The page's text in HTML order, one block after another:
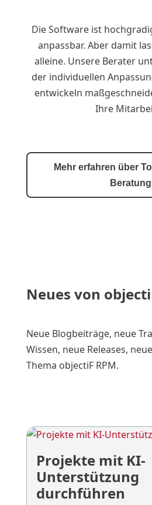
Die Software ist
anpassbar. Aber damit
alleine. Unsere Berater
der individuellen
entwickeln
Ihre
Mehr erfahren über
Beratung
Neues von
Neue Blogbeiträge, neue
Wissen, neue Releases,
Thema objectiF RPM.
Projekte mit KI-
Unterstützung
durchführen